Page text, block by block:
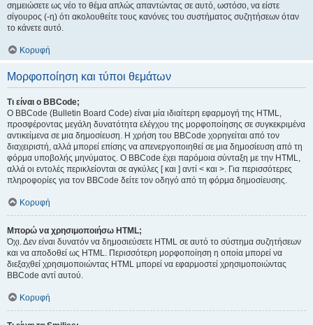
σημειώσετε ως νέο το θέμα απλώς απαντώντας σε αυτό, ωστόσο, να είστε
σίγουρος (-η) ότι ακολουθείτε τους κανόνες του συστήματος συζητήσεων όταν
το κάνετε αυτό.
Κορυφή
Μορφοποίηση και τύποι θεμάτων
Τι είναι ο BBCode;
Ο BBCode (Bulletin Board Code) είναι μία ιδιαίτερη εφαρμογή της HTML,
προσφέροντας μεγάλη δυνατότητα ελέγχου της μορφοποίησης σε συγκεκριμένα
αντικείμενα σε μια δημοσίευση. Η χρήση του BBCode χορηγείται από τον
διαχειριστή, αλλά μπορεί επίσης να απενεργοποιηθεί σε μια δημοσίευση από τη
φόρμα υποβολής μηνύματος. Ο BBCode έχει παρόμοια σύνταξη με την HTML,
αλλά οι εντολές περικλείονται σε αγκύλες [ και ] αντί < και >. Για περισσότερες
πληροφορίες για τον BBCode δείτε τον οδηγό από τη φόρμα δημοσίευσης.
Κορυφή
Μπορώ να χρησιμοποιήσω HTML;
Όχι. Δεν είναι δυνατόν να δημοσιεύσετε HTML σε αυτό το σύστημα συζητήσεων
και να αποδοθεί ως HTML. Περισσότερη μορφοποίηση η οποία μπορεί να
διεξαχθεί χρησιμοποιώντας HTML μπορεί να εφαρμοστεί χρησιμοποιώντας
BBCode αντί αυτού.
Κορυφή